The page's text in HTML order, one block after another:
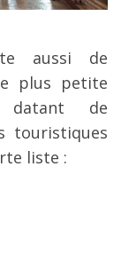
aussi de
plus petite
datant de
touristiques
liste :